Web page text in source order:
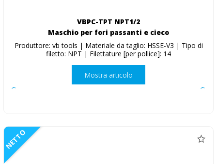
VBPC-TPT NPT1/2
Maschio per fori passanti e cieco
Produttore: vb tools | Materiale da taglio: HSSE-V3 | Tipo di
filetto: NPT | Filettature [per pollice]: 14
Mostra articolo
NETTO